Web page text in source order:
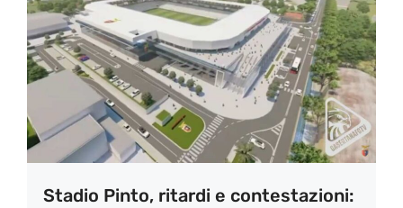
Stadio Pinto, ritardi e contestazioni: